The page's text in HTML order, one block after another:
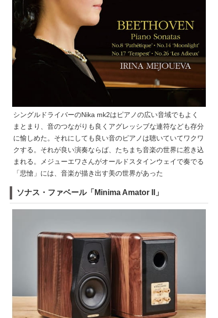
シングルドライバーのNika mk2はピアノの広い音域でもよく
まとまり、音のつながりも良くアグレッシブな連符なども存分
に愉しめた。それにしても良い音のピアノは聴いていてワクワ
クする。それが良い演奏ならば、たちまち音楽の世界に惹き込
まれる。メジューエワさんがオールドスタインウェイで奏でる
「悲愴」には、音楽が描き出す美の世界があった
ソナス・ファベール「Minima Amator II」